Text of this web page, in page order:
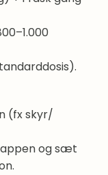
(fx skyr/
appen og sæt